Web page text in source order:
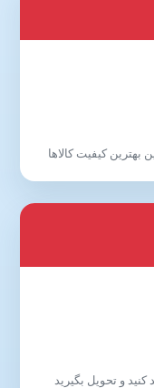
کیفیت کالاها
و تحویل بگیرید